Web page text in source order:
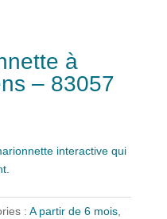
à
– 83057
interactive qui
: A partir de 6 mois,